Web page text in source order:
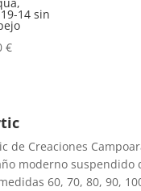
14 sin
€
de Creaciones
moderno suspendido
60, 70, 80, 90,